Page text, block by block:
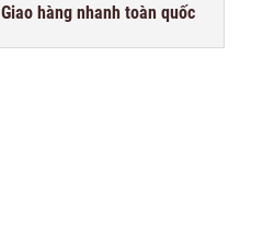
Giao hàng nhanh toàn quốc